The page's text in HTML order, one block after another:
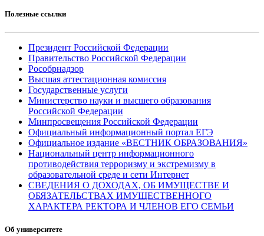
Полезные ссылки
Президент Российской Федерации
Правительство Российской Федерации
Рособрнадзор
Высшая аттестационная комиссия
Государственные услуги
Министерство науки и высшего образования
Российской Федерации
Минпросвещения Российской Федерации
Официальный информационный портал ЕГЭ
Официальное издание «ВЕСТНИК ОБРАЗОВАНИЯ»
Национальный центр информационного
противодействия терроризму и экстремизму в
образовательной среде и сети Интернет
СВЕДЕНИЯ О ДОХОДАХ, ОБ ИМУЩЕСТВЕ И
ОБЯЗАТЕЛЬСТВАХ ИМУЩЕСТВЕННОГО
ХАРАКТЕРА РЕКТОРА И ЧЛЕНОВ ЕГО СЕМЬИ
Об университете